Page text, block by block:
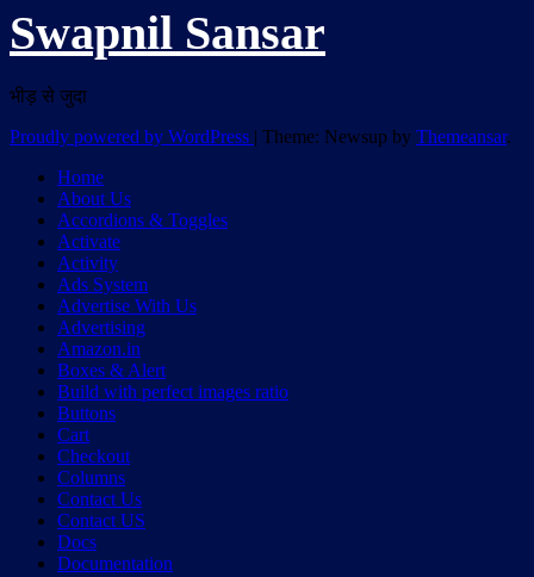
Swapnil Sansar
भीड़ से जुदा
Proudly powered by WordPress
Theme: Newsup by Themeansar.
Home
About Us
Accordions & Toggles
Activate
Activity
Ads System
Advertise With Us
Advertising
Amazon.in
Boxes & Alert
Build with perfect images ratio
Buttons
Cart
Checkout
Columns
Contact Us
Contact US
Docs
Documentation